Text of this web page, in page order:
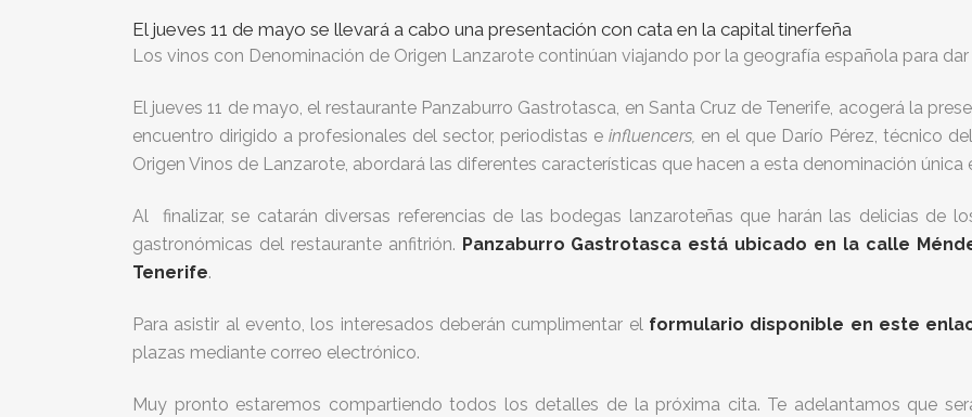
El jueves 11 de mayo se llevará a cabo una presentación con cata en la capital tinerfeña
Los vinos con Denominación de Origen Lanzarote continúan viajando por la geografía española para
El jueves 11 de mayo, el restaurante Panzaburro Gastrotasca, en Santa Cruz de Tenerife, acogerá la
encuentro dirigido a profesionales del sector, periodistas e influencers, en el que Darío Pérez, técnico
Origen Vinos de Lanzarote, abordará las diferentes características que hacen a esta denominación única
Al finalizar, se catarán diversas referencias de las bodegas lanzaroteñas que harán las delicias de
gastronómicas del restaurante anfitrión. Panzaburro Gastrotasca está ubicado en la calle
Tenerife.
Para asistir al evento, los interesados deberán cumplimentar el formulario disponible en este
plazas mediante correo electrónico.
Muy pronto estaremos compartiendo todos los detalles de la próxima cita. Te adelantamos que